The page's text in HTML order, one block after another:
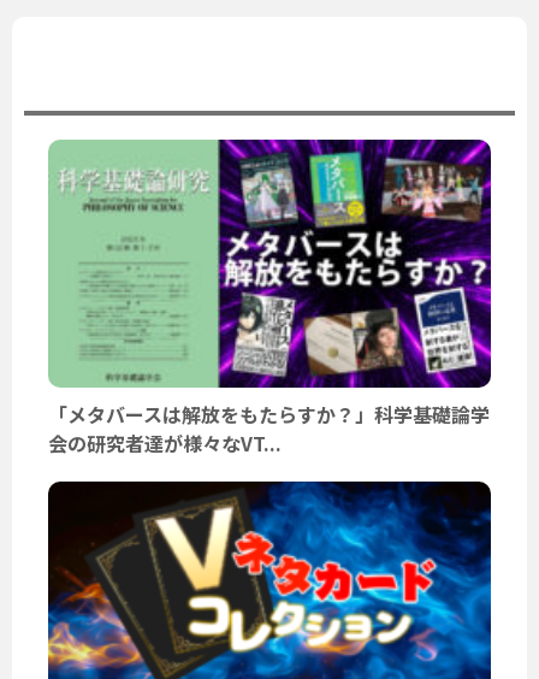
「メタバースは解放をもたらすか？」科学基礎論学
会の研究者達が様々なVT...